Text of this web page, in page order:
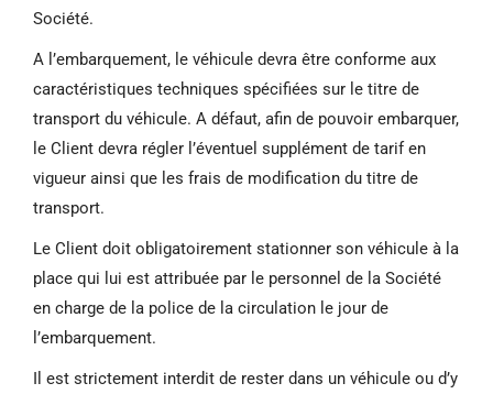
Société.
A l’embarquement, le véhicule devra être conforme aux
caractéristiques techniques spécifiées sur le titre de
transport du véhicule. A défaut, afin de pouvoir embarquer,
le Client devra régler l’éventuel supplément de tarif en
vigueur ainsi que les frais de modification du titre de
transport.
Le Client doit obligatoirement stationner son véhicule à la
place qui lui est attribuée par le personnel de la Société
en charge de la police de la circulation le jour de
l’embarquement.
Il est strictement interdit de rester dans un véhicule ou d’y